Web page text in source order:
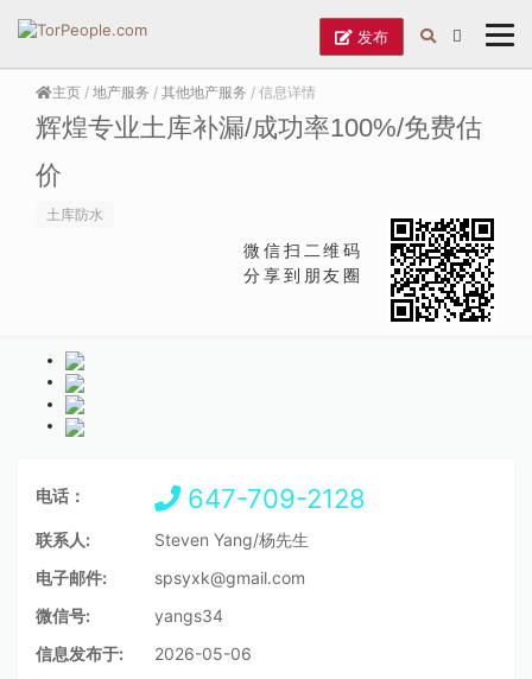
发布
主页 / 地产服务 / 其他地产服务 / 信息详情
辉煌专业土库补漏/成功率100%/免费估
价
土库防水
微信扫二维码
分享到朋友圈
电话： 647-709-2128
联系人:
Steven Yang/杨先生
电子邮件:
spsyxk@gmail.com
微信号:
yangs34
信息发布于:
2026-05-06